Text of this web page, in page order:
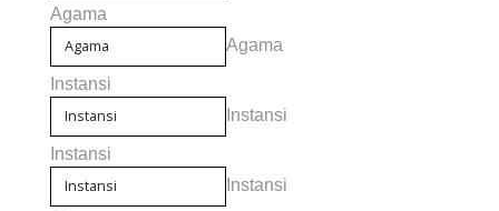
Agama
Agama
Instansi
Instansi
Instansi
Instansi